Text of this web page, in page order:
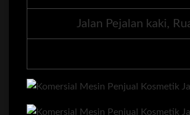
Jalan Pejalan kaki,